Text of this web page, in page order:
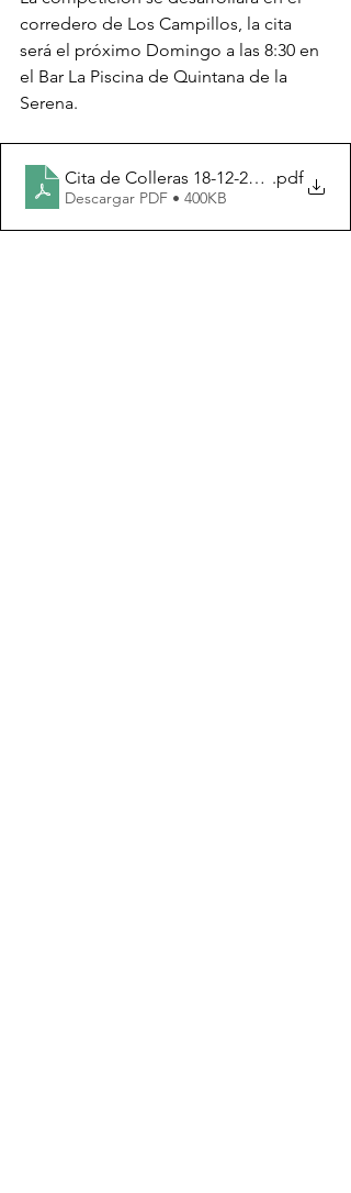
corredero de Los Campillos, la cita
será el próximo Domingo a las 8:30 en
el Bar La Piscina de Quintana de la
Serena.
Cita de Colleras 18-12-2022.pdf
Descargar PDF • 400KB